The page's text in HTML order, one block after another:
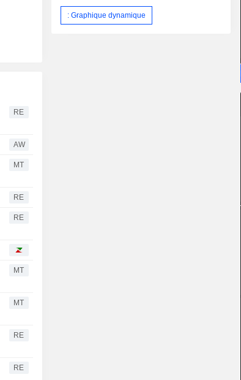
RE
AW
MT
RE
RE
MT
MT
RE
RE
: Graphique dynamique